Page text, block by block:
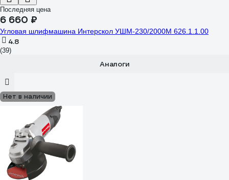
Последняя цена
6 660 ₽
Угловая шлифмашина Интерскол УШМ-230/2000М 626.1.1.00
4.8
(39)
Аналоги
Нет в наличии